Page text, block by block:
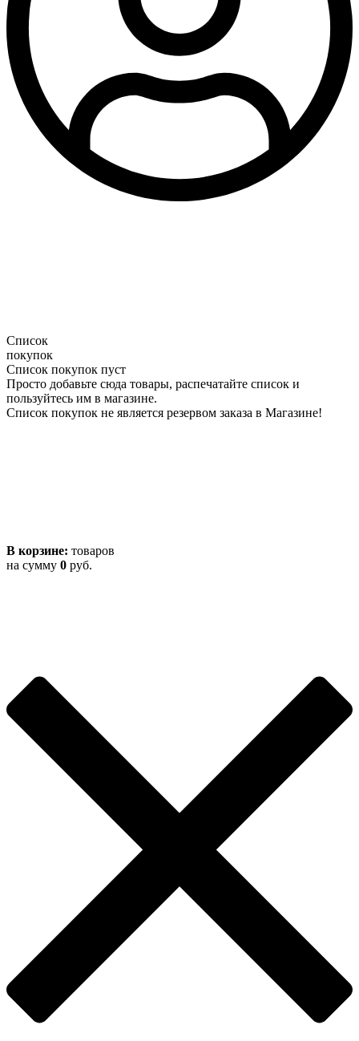
Список
покупок
Список покупок пуст
Просто добавьте сюда товары, распечатайте список и
пользуйтесь им в магазине.
Список покупок не является резервом заказа в Магазине!
В корзине: товаров
на сумму 0 руб.